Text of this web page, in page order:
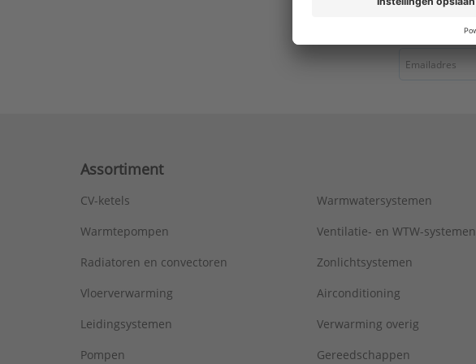
Assortiment
CV-ketels
Warmtepompen
Radiatoren en convectoren
Vloerverwarming
Leidingsystemen
Pompen
Warmwatersystemen
Ventilatie- en WTW-systemen
Zonlichtsystemen
Airconditioning
Verwarming overig
Gereedschappen